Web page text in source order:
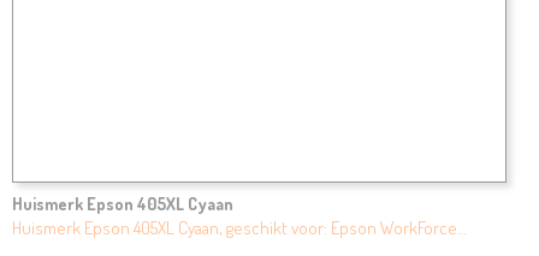
Huismerk Epson 405XL Cyaan
Huismerk Epson 405XL Cyaan, geschikt voor: Epson WorkForce…